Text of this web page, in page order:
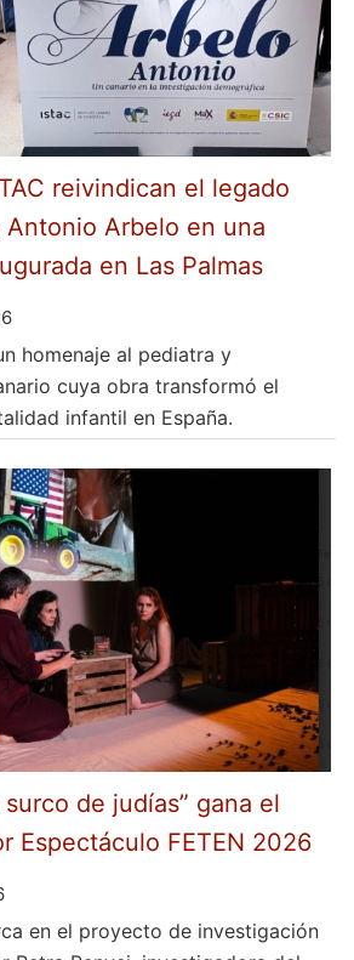
reivindican el legado
Arbelo en una
en Las Palmas
homenaje al pediatra y
cuya obra transformó el
infantil en España.
de judías” gana el
Espectáculo FETEN 2026
en el proyecto de investigación